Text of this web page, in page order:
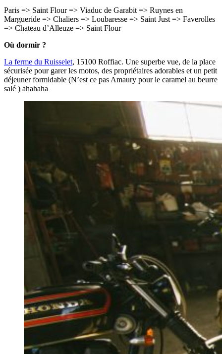
Paris => Saint Flour => Viaduc de Garabit => Ruynes en
Margueride => Chaliers => Loubaresse => Saint Just => Faverolles
=> Chateau d’Alleuze => Saint Flour
Où dormir ?
La ferme du Ruisselet, 15100 Roffiac. Une superbe vue, de la place
sécurisée pour garer les motos, des propriétaires adorables et un petit
déjeuner formidable (N’est ce pas Amaury pour le caramel au beurre
salé ) ahahaha